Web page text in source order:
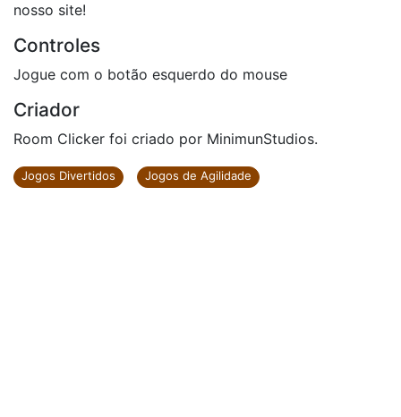
nosso site!
Controles
Jogue com o botão esquerdo do mouse
Criador
Room Clicker foi criado por MinimunStudios.
Jogos Divertidos Jogos de Agilidade